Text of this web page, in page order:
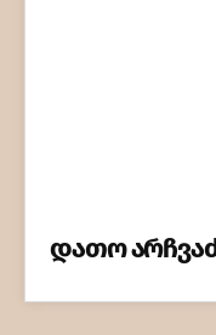
დათო